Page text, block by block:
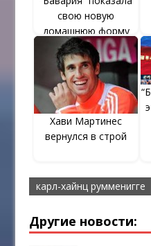
свою новую
домашнюю форму
Хави Мартинес
вернулся в строй
карл-хайнц румменигге
Другие новости: